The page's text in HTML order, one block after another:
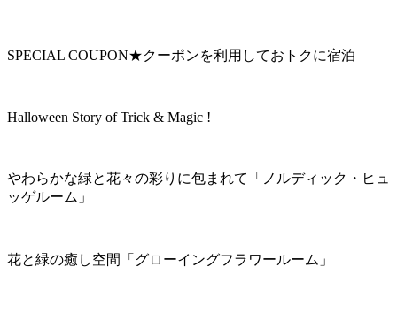
SPECIAL COUPON★クーポンを利用しておトクに宿泊
Halloween Story of Trick & Magic !
やわらかな緑と花々の彩りに包まれて「ノルディック・ヒュ
ッゲルーム」
花と緑の癒し空間「グローイングフラワールーム」